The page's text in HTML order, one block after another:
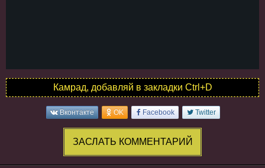
Камрад, добавляй в закладки Ctrl+D
Вконтакте OK Facebook Twitter
ЗАСЛАТЬ КОММЕНТАРИЙ